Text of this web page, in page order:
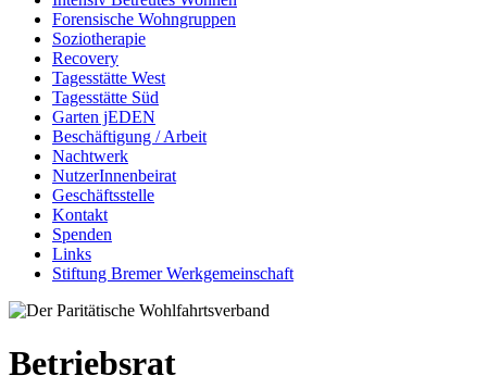
Forensische Wohngruppen
Soziotherapie
Recovery
Tagesstätte West
Tagesstätte Süd
Garten jEDEN
Beschäftigung / Arbeit
Nachtwerk
NutzerInnenbeirat
Geschäftsstelle
Kontakt
Spenden
Links
Stiftung Bremer Werkgemeinschaft
Betriebsrat